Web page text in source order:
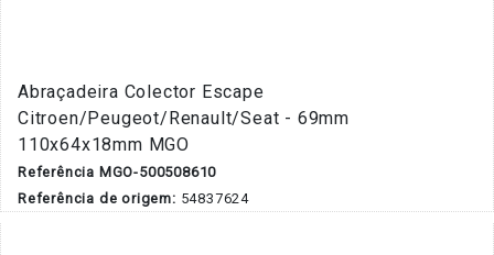
Abraçadeira Colector Escape
Citroen/Peugeot/Renault/Seat - 69mm
110x64x18mm MGO
Referência MGO-500508610
Referência de origem: 54837624